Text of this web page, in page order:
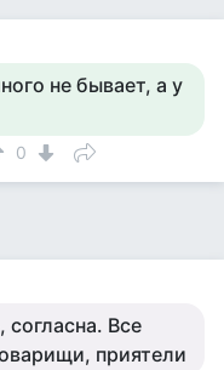
не бывает, а у
0
Все
приятели